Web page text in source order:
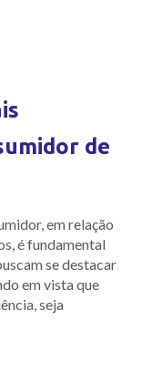
de
em relação
é fundamental
se destacar
em vista que
seja